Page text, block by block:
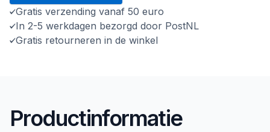
Gratis verzending vanaf 50 euro
In 2-5 werkdagen bezorgd door PostNL
Gratis retourneren in de winkel
Productinformatie